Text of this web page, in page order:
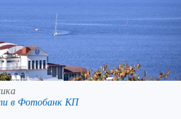
в Фотобанк КП